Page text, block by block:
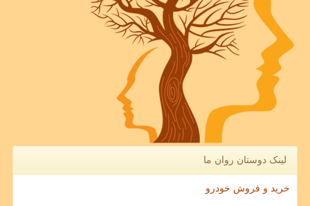
لینک دوستان روان ما
خرید و فروش خودرو